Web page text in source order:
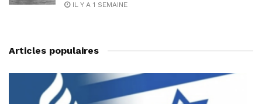
IL Y A 1 SEMAINE
Articles populaires